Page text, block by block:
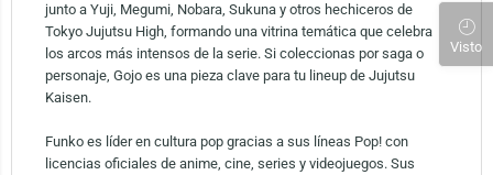
junto a Yuji, Megumi, Nobara, Sukuna y otros hechiceros de
Tokyo Jujutsu High, formando una vitrina temática que celebra
los arcos más intensos de la serie. Si coleccionas por saga o
personaje, Gojo es una pieza clave para tu lineup de Jujutsu
Kaisen.
Funko es líder en cultura pop gracias a sus líneas Pop! con
licencias oficiales de anime, cine, series y videojuegos. Sus
Visto